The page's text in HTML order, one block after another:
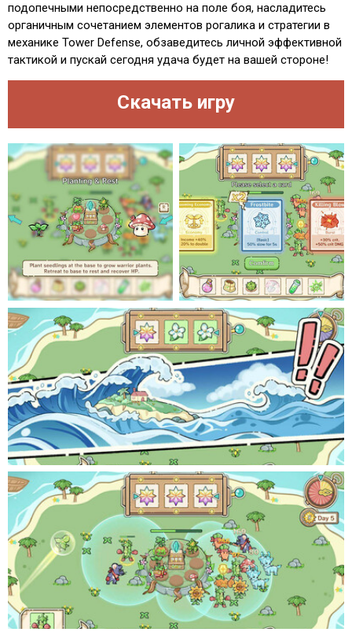
подопечными непосредственно на поле боя, насладитесь
органичным сочетанием элементов рогалика и стратегии в
механике Tower Defense, обзаведитесь личной эффективной
тактикой и пускай сегодня удача будет на вашей стороне!
Скачать игру